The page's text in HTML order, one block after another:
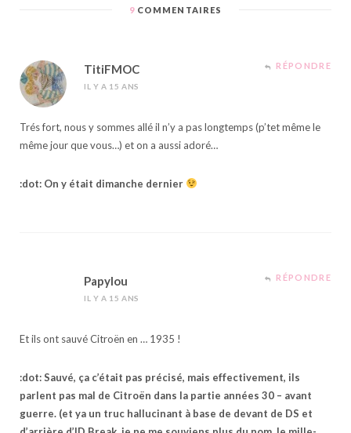
9COMMENTAIRES
TitiFMOC
IL Y A 15 ANS
RÉPONDRE
Trés fort, nous y sommes allé il n’y a pas longtemps (p’tet même le
même jour que vous…) et on a aussi adoré…
:dot: On y était dimanche dernier
Papylou
IL Y A 15 ANS
RÉPONDRE
Et ils ont sauvé Citroën en … 1935 !
:dot: Sauvé, ça c’était pas précisé, mais effectivement, ils
parlent pas mal de Citroën dans la partie années 30 – avant
guerre. (et ya un truc hallucinant à base de devant de DS et